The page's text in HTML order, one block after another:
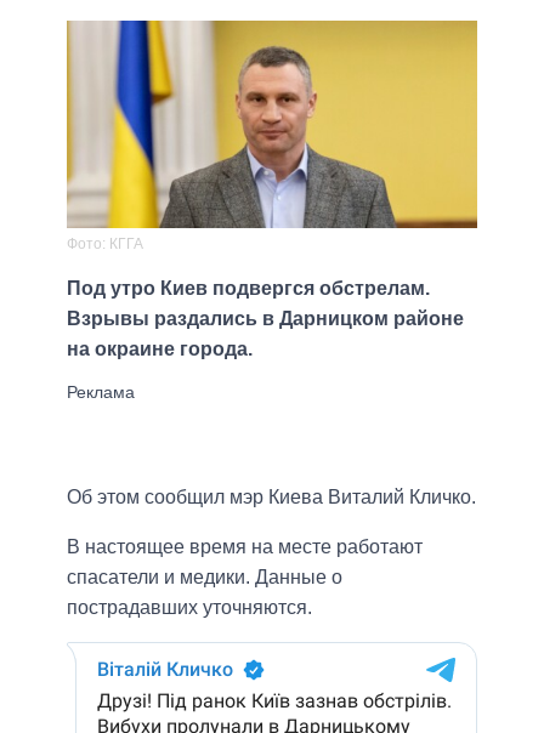
Фото: КГГА
Под утро Киев подвергся обстрелам.
Взрывы раздались в Дарницком районе
на окраине города.
Об этом сообщил мэр Киева Виталий Кличко.
В настоящее время на месте работают
спасатели и медики. Данные о
пострадавших уточняются.